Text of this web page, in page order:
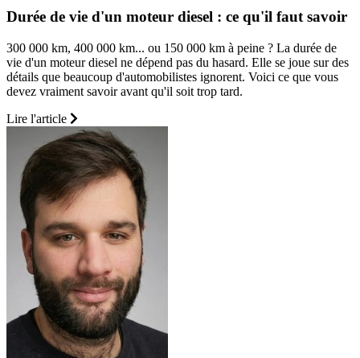
Durée de vie d'un moteur diesel : ce qu'il faut savoir
300 000 km, 400 000 km... ou 150 000 km à peine ? La durée de
vie d'un moteur diesel ne dépend pas du hasard. Elle se joue sur des
détails que beaucoup d'automobilistes ignorent. Voici ce que vous
devez vraiment savoir avant qu'il soit trop tard.
Lire l'article